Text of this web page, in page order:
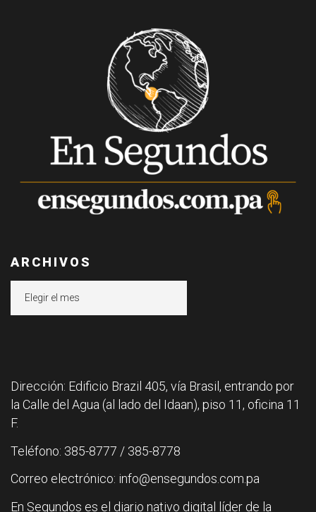
ARCHIVOS
Dirección: Edificio Brazil 405, vía Brasil, entrando por
la Calle del Agua (al lado del Idaan), piso 11, oficina 11
F.
Teléfono: 385-8777 / 385-8778
Correo electrónico: info@ensegundos.com.pa
En Segundos es el diario nativo digital líder de la